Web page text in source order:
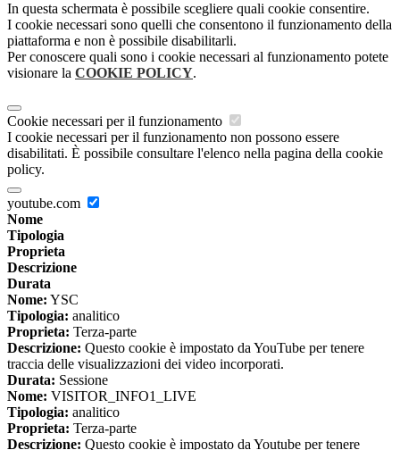
In questa schermata è possibile scegliere quali cookie consentire.
I cookie necessari sono quelli che consentono il funzionamento della
piattaforma e non è possibile disabilitarli.
Per conoscere quali sono i cookie necessari al funzionamento potete
visionare la COOKIE POLICY.
Cookie necessari per il funzionamento
I cookie necessari per il funzionamento non possono essere
disabilitati. È possibile consultare l'elenco nella pagina della cookie
policy.
youtube.com
Nome
Tipologia
Proprieta
Descrizione
Durata
Nome: YSC
Tipologia: analitico
Proprieta: Terza-parte
Descrizione: Questo cookie è impostato da YouTube per tenere
traccia delle visualizzazioni dei video incorporati.
Durata: Sessione
Nome: VISITOR_INFO1_LIVE
Tipologia: analitico
Proprieta: Terza-parte
Descrizione: Questo cookie è impostato da Youtube per tenere